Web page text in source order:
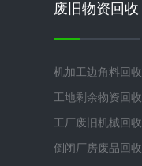
废旧物资回收
机加工边角料回收
工地剩余物资回收
工厂废旧机械回收
倒闭厂房废品回收